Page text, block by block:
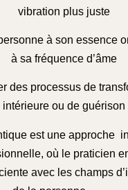
vibration plus juste
à son essence
à sa fréquence d’âme
des processus de
intérieure ou de guérison
est une approche
où le praticien
avec les champs